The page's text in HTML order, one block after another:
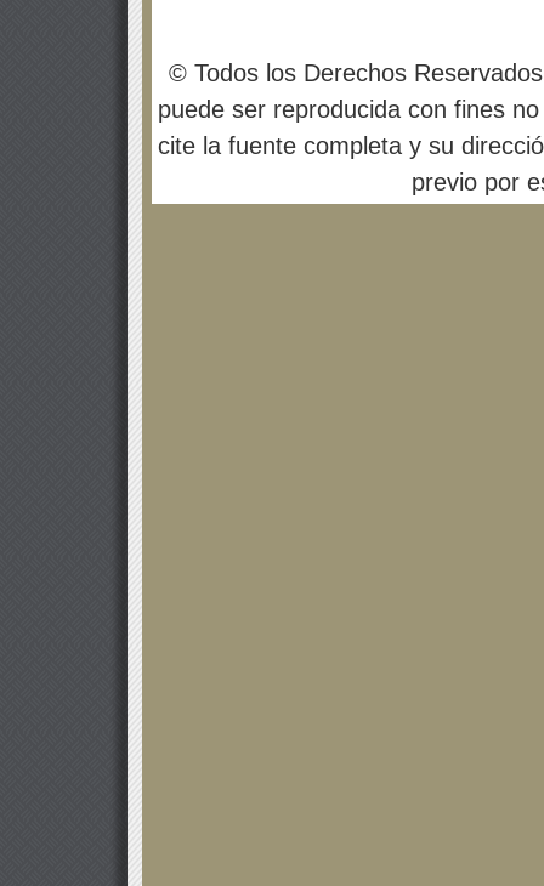
© Todos los Derechos
puede ser reproducida con fines
cite la fuente completa y su
previo por